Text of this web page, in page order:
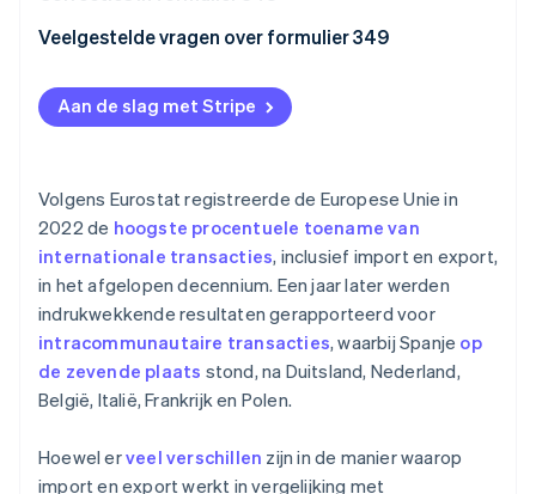
Veelgestelde vragen over formulier 349
Kan formulier 349 worden ingediend zonder
informatie?
Is formulier 349 hetzelfde als INTRASTAT?
Is er een verschil in de manier waarop bedrijven en
zelfstandigen formulier 349 indienen?
Aan de slag met Stripe
Volgens Eurostat registreerde de Europese Unie in
2022 de hoogste procentuele toename van
internationale transacties, inclusief import en export,
in het afgelopen decennium. Een jaar later werden
indrukwekkende resultaten gerapporteerd voor
intracommunautaire transacties, waarbij Spanje op
de zevende plaats stond, na Duitsland, Nederland,
België, Italië, Frankrijk en Polen.
Hoewel erveel verschillen zijn in de manier waarop
import en export werkt in vergelijking met